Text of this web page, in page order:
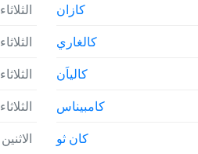
الثلاثاء
الثلاثاء
الثلاثاء
الثلاثاء
الاثنين
كازان
كالغاري
كالياَن
كامبيناس
كان ثو